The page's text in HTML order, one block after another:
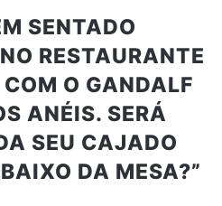
SENTADO
RESTAURANTE
O GANDALF
ANÉIS. SERÁ
SEU CAJADO
DA MESA?”